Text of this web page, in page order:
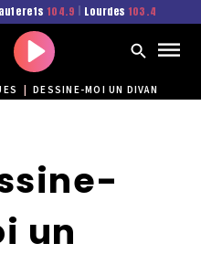
104.9 Lourdes 103.4
Play
DESSINE-MOI UN DIVAN
un